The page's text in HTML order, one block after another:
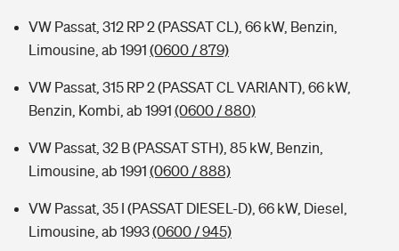
VW Passat, 312 RP 2 (PASSAT CL), 66 kW, Benzin,
Limousine, ab 1991 (0600 / 879)
VW Passat, 315 RP 2 (PASSAT CL VARIANT), 66 kW,
Benzin, Kombi, ab 1991 (0600 / 880)
VW Passat, 32 B (PASSAT STH), 85 kW, Benzin,
Limousine, ab 1991 (0600 / 888)
VW Passat, 35 I (PASSAT DIESEL-D), 66 kW, Diesel,
Limousine, ab 1993(0600 / 945)